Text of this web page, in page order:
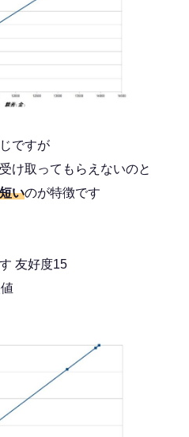
ですが
け取ってもらえないのと
いのが特徴です
友好度15